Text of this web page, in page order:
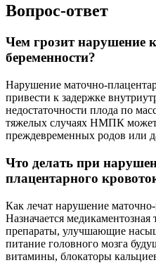
Вопрос-ответ
Чем грозит нарушение
беременности?
Нарушение маточно-
привести к задержке
недостаточности плода по
тяжелых случаях НМПК может
преждевременных родов или
Что делать при
плацентарного
Как лечат нарушение
Назначается
препараты, улучшающие
питание головного мозга
витамины, блокаторы